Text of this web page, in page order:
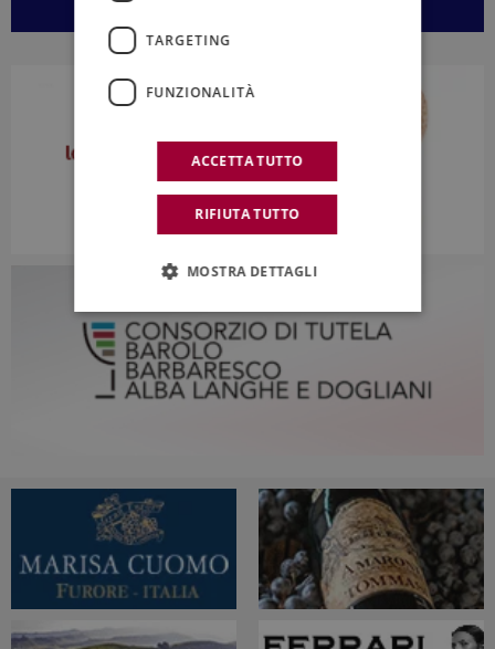
TARGETING
FUNZIONALITÀ
ACCETTA TUTTO
RIFIUTA TUTTO
MOSTRA DETTAGLI